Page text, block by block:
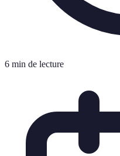
6 min de lecture